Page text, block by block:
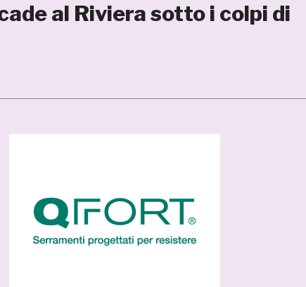
al Riviera sotto i colpi di